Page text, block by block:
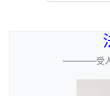
————受